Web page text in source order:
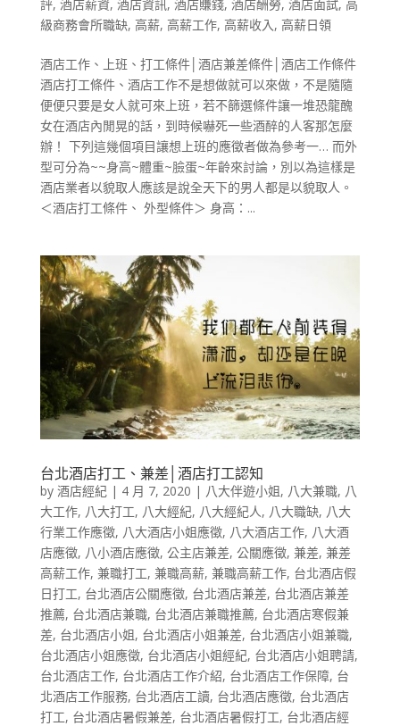
評, 酒店薪資, 酒店資訊, 酒店賺錢, 酒店酬勞, 酒店面試, 高
級商務會所職缺, 高薪, 高薪工作, 高薪收入 , 高薪日領
酒店工作、上班、打工條件│酒店兼差條件│酒店工作條件
酒店打工條件、酒店工作不是想做就可以來做，不是隨隨
便便只要是女人就可來上班，若不篩選條件讓一堆恐龍醜
女在酒店內閒晃的話，到時候嚇死一些酒醉的人客那怎麼
辦！ 下列這幾個項目讓想上班的應徵者做為參考一… 而外
型可分為~~身高~體重~臉蛋~年齡來討論，別以為這樣是
酒店業者以貌取人應該是說全天下的男人都是以貌取人。
＜酒店打工條件、 外型條件＞ 身高：...
台北酒店打工、兼差│酒店打工認知
by 酒店經紀 | 4 月 7, 2020 | 八大伴遊小姐, 八大兼職, 八
大工作, 八大打工, 八大經紀, 八大經紀人, 八大職缺, 八大
行業工作應徵, 八大酒店小姐應徵, 八大酒店工作, 八大酒
店應徵, 八小酒店應徵, 公主店兼差, 公關應徵, 兼差, 兼差
高薪工作, 兼職打工, 兼職高薪, 兼職高薪工作, 台北酒店假
日打工, 台北酒店公關應徵, 台北酒店兼差, 台北酒店兼差
推薦, 台北酒店兼職, 台北酒店兼職推薦, 台北酒店寒假兼
差, 台北酒店小姐, 台北酒店小姐兼差, 台北酒店小姐兼職,
台北酒店小姐應徵, 台北酒店小姐經紀, 台北酒店小姐聘請,
台北酒店工作, 台北酒店工作介紹, 台北酒店工作保障, 台
北酒店工作服務, 台北酒店工讀, 台北酒店應徵, 台北酒店
打工, 台北酒店暑假兼差, 台北酒店暑假打工, 台北酒店經